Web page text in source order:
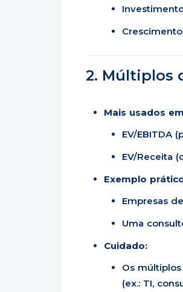
2. Múltiplos
Mais usados
EV/EBITDA
EV/Receita
Exemplo
Empresas
Uma
Cuidado:
Os
(ex.: TI,